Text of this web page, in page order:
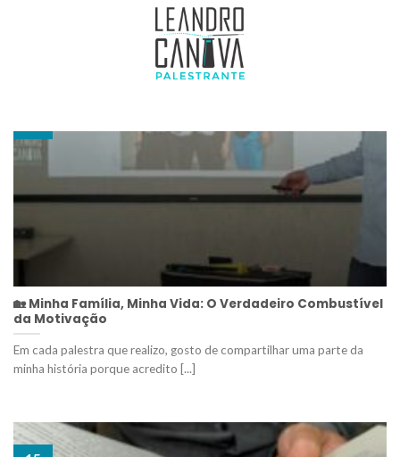
ARQUIVOS DE CATEGORIA:UNCATEGORIZED
🏡 Minha Família, Minha Vida: O Verdadeiro Combustível
da Motivação
Em cada palestra que realizo, gosto de compartilhar uma parte da
minha história porque acredito [...]